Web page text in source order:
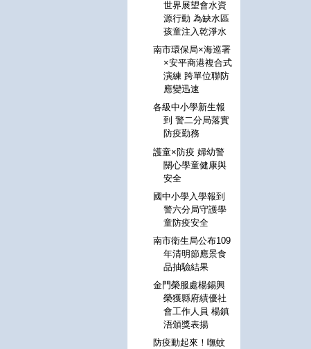
世界展望會水資
源行動 為缺水區
孩童注入乾淨水
南市環保局×海巡署
×安平商港複合式
演練 跨單位聯防
應變迅速
各級中小學新生報
到 警二分局落實
防疫勤務
護童×防疫 婦幼警
關心學童健康與
安全
國中小學入學報到
警六分局守護學
童防疫安全
南市衛生局公布109
年清明節應景食
品抽驗結果
金門榮服處楊錫興
榮獲縣府績優社
會工作人員 楊鎮
浯頒獎表揚
防疫動起來！嘸蚊